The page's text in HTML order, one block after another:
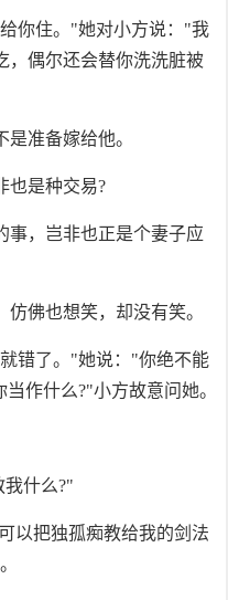
你住。"她对小方说："我
，偶尔还会替你洗洗脏被
准备嫁给他。
是种交易?
，岂非也正是个妻子应
佛也想笑，却没有笑。
错了。"她说："你绝不能
作什么?"小方故意问她。
什么?"
以把独孤痴教给我的剑法